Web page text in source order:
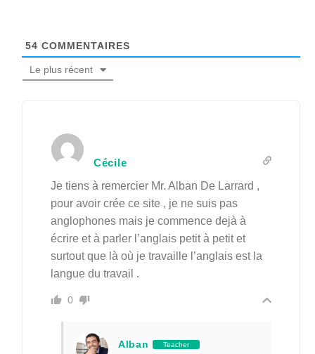
54 COMMENTAIRES
Le plus récent
Cécile
Je tiens à remercier Mr. Alban De Larrard ,
pour avoir crée ce site , je ne suis pas
anglophones mais je commence dejà à
écrire et à parler l’anglais petit à petit et
surtout que là où je travaille l’anglais est la
langue du travail .
0
Alban Teacher